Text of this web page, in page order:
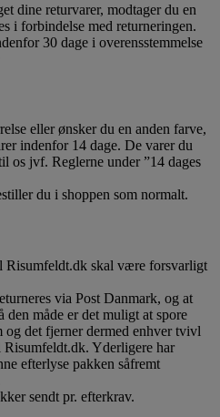
dine returvarer, modtager du en
i forbindelse med returneringen.
30 dage i overensstemmelse
eller ønsker du en anden farve,
indenfor 14 dage. De varer du
os jvf. Reglerne under ”14 dages
du i shoppen som normalt.
Risumfeldt.dk skal være forsvarligt
via Post Danmark, og at
den måde er det muligt at spore
og det fjerner dermed enhver tvivl
Yderligere har
efterlyse pakken såfremt
sendt pr. efterkrav.